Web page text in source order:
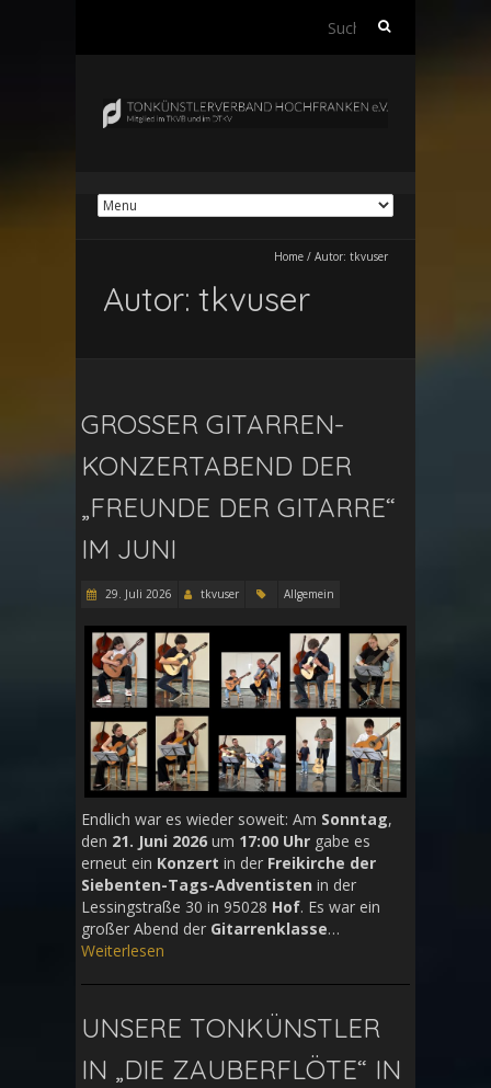
Suchen
Home / Autor: tkvuser
Autor: tkvuser
GROSSER GITARREN-K
ONZERTABEND DER „
FREUNDE DER GITARRE“ I
M JUNI
29. Juli 2026 tkvuser Allgemein
Endlich war es wieder soweit: Am Sonntag,
den 21. Juni 2026 um 17:00 Uhr gabe es
erneut ein Konzert in der Freikirche der
Siebenten-Tags-Adventisten in der
Lessingstraße 30 in 95028 Hof. Es war ein
großer Abend der Gitarrenklasse…
Weiterlesen
UNSERE TONKÜNSTLER
IN „DIE ZAUBERFLÖTE“ IN